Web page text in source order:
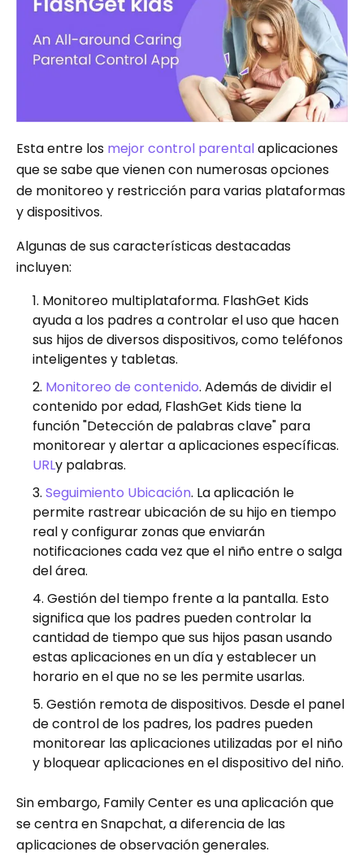
Esta entre los mejor control parentalaplicaciones
que se sabe que vienen con numerosas opciones
de monitoreo y restricción para varias plataformas
y dispositivos.
Algunas de sus características destacadas
incluyen:
Monitoreo multiplataforma. FlashGet Kids
ayuda a los padres a controlar el uso que hacen
sus hijos de diversos dispositivos, como teléfonos
inteligentes y tabletas.
Monitoreo de contenido. Además de dividir el
contenido por edad, FlashGet Kids tiene la
función "Detección de palabras clave" para
monitorear y alertar a aplicaciones específicas.
URLy palabras.
Seguimiento Ubicación. La aplicación le
permite rastrear ubicación de su hijo en tiempo
real y configurar zonas que enviarán
notificaciones cada vez que el niño entre o salga
del área.
Gestión del tiempo frente a la pantalla. Esto
significa que los padres pueden controlar la
cantidad de tiempo que sus hijos pasan usando
estas aplicaciones en un día y establecer un
horario en el que no se les permite usarlas.
Gestión remota de dispositivos. Desde el panel
de control de los padres, los padres pueden
monitorear las aplicaciones utilizadas por el niño
y bloquear aplicaciones en el dispositivo del niño.
Sin embargo, Family Center es una aplicación que
se centra en Snapchat, a diferencia de las
aplicaciones de observación generales.